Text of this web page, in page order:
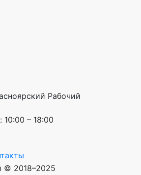
Рабочий
10:00 – 18:00
© 2018–2025